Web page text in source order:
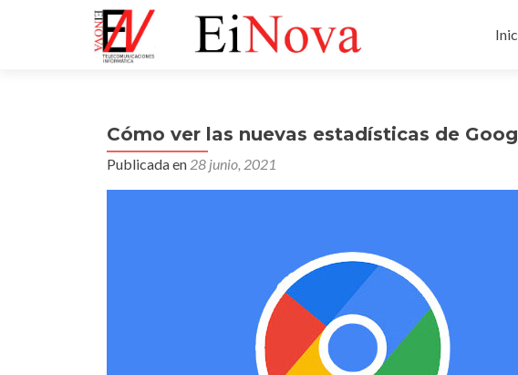
al
Cómo ver las nuevas estadísticas de
Publicada en 28 junio, 2021